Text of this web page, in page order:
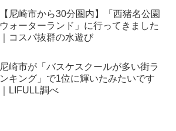
【尼崎市から30分圏内】「西猪名公園
ウォーターランド」に行ってきました
｜コスパ抜群の水遊び
尼崎市が「バスケスクールが多い街ラ
ンキング」で1位に輝いたみたいです
｜LIFULL調べ